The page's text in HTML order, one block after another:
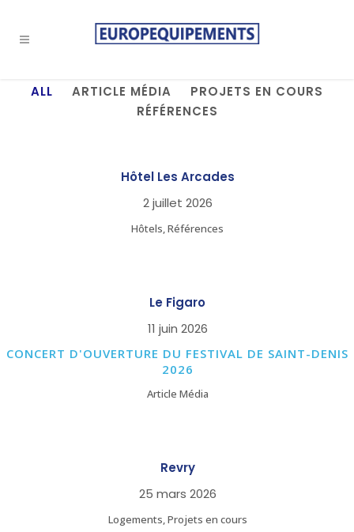
ALL ARTICLE MÉDIA
PROJETS EN COURS
RÉFÉRENCES
Hôtel Les Arcades
2 juillet 2026
Hôtels, Références
Le Figaro
11 juin 2026
CONCERT D'OUVERTURE DU FESTIVAL DE SAINT-DENIS
2026
Article Média
Revry
25 mars 2026
Logements, Projets en cours